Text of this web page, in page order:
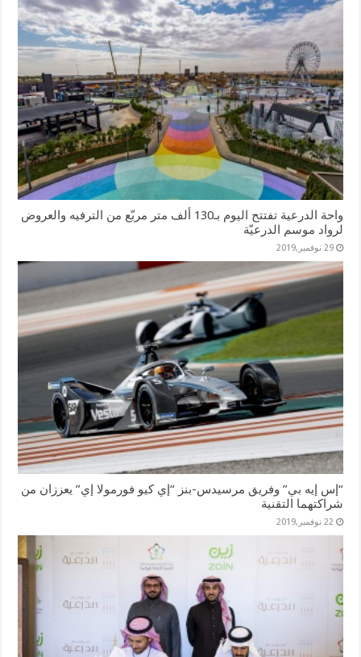
واحة الدرعية تفتتح اليوم بـ130 ألف متر مربّع من الترفيه والعروض
لرواد موسم الدرعيّة
29 نوفمبر,2019
“إس إيه بي” وفريق مرسيدس-بنز “إي كيو فورمولا إي” يعززان من
شراكتهما التقنية
22 نوفمبر,2019